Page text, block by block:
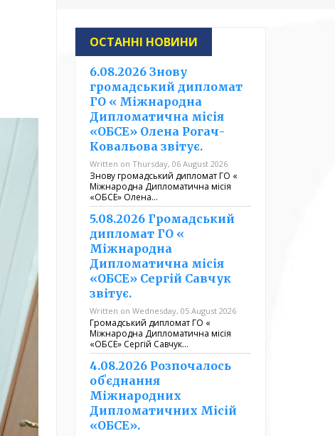
ОСТАННІ НОВИНИ
6.08.2026 Знову
громадський дипломат
ГО « Міжнародна
Дипломатична місія
«ОБСЕ» Олена Рогач-
Ковальова звітує.
Written on Thursday, 06 August 2026
Знову громадський дипломат ГО «
Міжнародна Дипломатична місія
«ОБСЕ» Олена…
5.08.2026 Громадський
дипломат ГО «
Міжнародна
Дипломатична місія
«ОБСЕ» Сергій Савчук
звітує.
Written on Wednesday, 05 August 2026
Громадський дипломат ГО «
Міжнародна Дипломатична місія
«ОБСЕ» Сергій Савчук…
4.08.2026 Розпочалось
обʼєднання
Міжнародних
Дипломатичних Місій
«ОБСЕ».